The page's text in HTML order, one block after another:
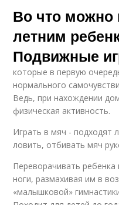
Во что можно
летним
Подвижные
которые в первую
нормального
Ведь, при нахождении
физическая активность.
Играть в мяч - подходят
ловить, отбивать мяч
Переворачивать
ноги, размахивая им в
«малышковой»